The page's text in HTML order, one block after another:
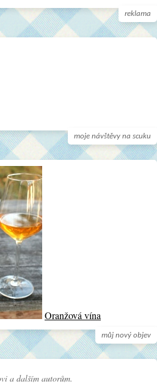
reklama
moje návštěvy na scuku
můj nový objev
Oranžová vína
a dalším autorům.